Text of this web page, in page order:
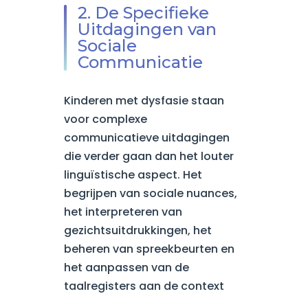
2. De Specifieke
Uitdagingen van
Sociale
Communicatie
Kinderen met dysfasie staan
voor complexe
communicatieve uitdagingen
die verder gaan dan het louter
linguïstische aspect. Het
begrijpen van sociale nuances,
het interpreteren van
gezichtsuitdrukkingen, het
beheren van spreekbeurten en
het aanpassen van de
taalregisters aan de context